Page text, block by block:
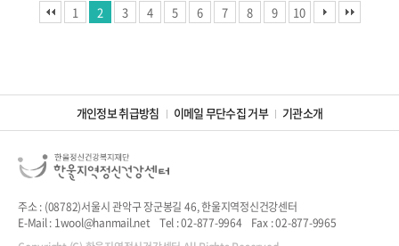
1 2 3 4 5 6 7 8 9 10
개인정보 취급방침 이메일 무단수집 거부 기관소개
주소 : (08782)서울시 관악구 장군봉길 46, 한울지역정신건강센터
E-Mail : 1wool@hanmail.net Tel : 02-877-9964
Fax : 02-877-9965